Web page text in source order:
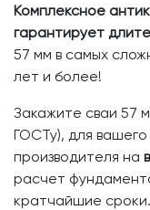
Комплексное
гарантирует
57 мм в самых
лет и более!
Закажите сваи 57
ГОСТу), для
производителя на
расчет
кратчайшие сроки.